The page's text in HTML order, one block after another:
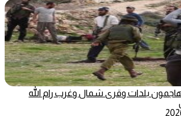
بلدات وقرى شمال وغرب رام الله